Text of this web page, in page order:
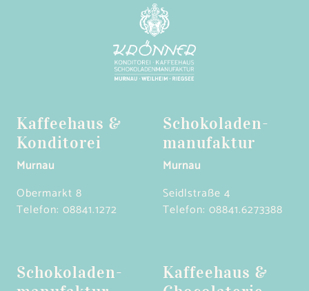
Kaffeehaus &
Konditorei
Murnau
Obermarkt 8
Telefon: 08841.1272
Schokoladen­
manufaktur
Murnau
Seidlstraße 4
Telefon: 08841.6273388
Schokoladen­
Kaffeehaus &